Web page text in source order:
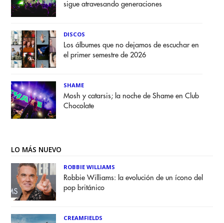
sigue atravesando generaciones
DISCOS
Los álbumes que no dejamos de escuchar en
el primer semestre de 2026
SHAME
Mosh y catarsis; la noche de Shame en Club
Chocolate
LO MÁS NUEVO
ROBBIE WILLIAMS
Robbie Williams: la evolución de un ícono del
pop británico
CREAMFIELDS